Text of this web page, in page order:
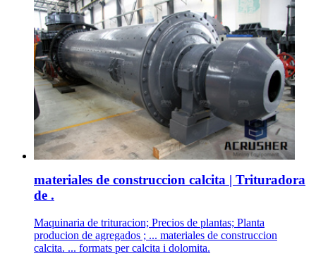
materiales de construccion calcita | Trituradora
de .
Maquinaria de trituracion; Precios de plantas; Planta
producion de agregados ; ... materiales de construccion
calcita. ... formats per calcita i dolomita.